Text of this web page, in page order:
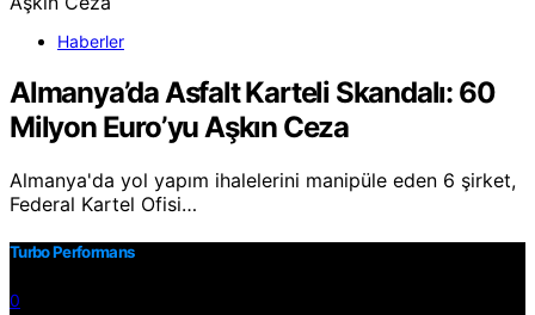
Haberler
Almanya’da Asfalt Karteli Skandalı: 60
Milyon Euro’yu Aşkın Ceza
Almanya'da yol yapım ihalelerini manipüle eden 6 şirket,
Federal Kartel Ofisi…
Turbo Performans
0